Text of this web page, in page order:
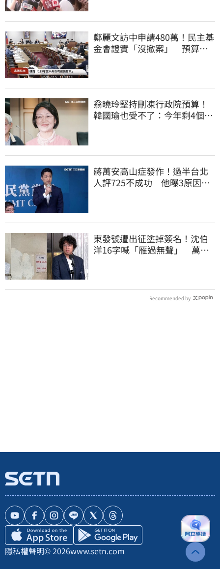
鄭麗文訪中申請480萬！民主基
金會證實「沒撤案」 預算被
翁曉玲堅持刪凍行政院預算！
韓國瑜也受不了：今年剩4個月
蔣萬安高山症發作！過半台北
人評725不成功 他曝3原因：
東發號遭出征塗掉簽名！沈伯
洋16字喊「雁過無聲」 萬人
Recommended by
隱私權聲明© 2026www.setn.com